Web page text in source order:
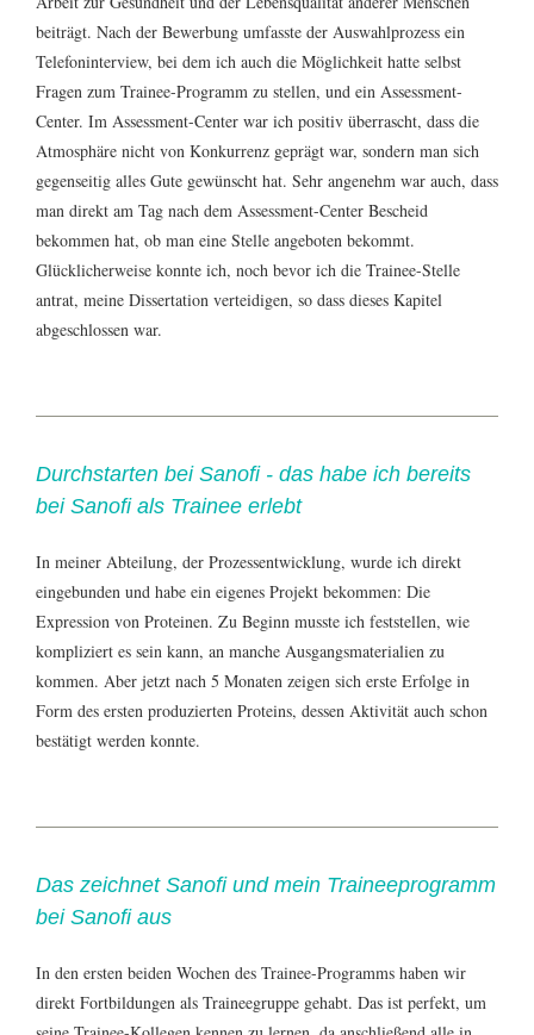
beiträgt. Nach der Bewerbung umfasste der Auswahlprozess ein
Telefoninterview, bei dem ich auch die Möglichkeit hatte selbst
Fragen zum Trainee-Programm zu stellen, und ein Assessment-
Center. Im Assessment-Center war ich positiv überrascht, dass die
Atmosphäre nicht von Konkurrenz geprägt war, sondern man sich
gegenseitig alles Gute gewünscht hat. Sehr angenehm war auch, dass
man direkt am Tag nach dem Assessment-Center Bescheid
bekommen hat, ob man eine Stelle angeboten bekommt.
Glücklicherweise konnte ich, noch bevor ich die Trainee-Stelle
antrat, meine Dissertation verteidigen, so dass dieses Kapitel
abgeschlossen war.
Durchstarten bei Sanofi - das habe ich bereits
bei Sanofi als Trainee erlebt
In meiner Abteilung, der Prozessentwicklung, wurde ich direkt
eingebunden und habe ein eigenes Projekt bekommen: Die
Expression von Proteinen. Zu Beginn musste ich feststellen, wie
kompliziert es sein kann, an manche Ausgangsmaterialien zu
kommen. Aber jetzt nach 5 Monaten zeigen sich erste Erfolge in
Form des ersten produzierten Proteins, dessen Aktivität auch schon
bestätigt werden konnte.
Das zeichnet Sanofi und mein Traineeprogramm
bei Sanofi aus
In den ersten beiden Wochen des Trainee-Programms haben wir
direkt Fortbildungen als Traineegruppe gehabt. Das ist perfekt, um